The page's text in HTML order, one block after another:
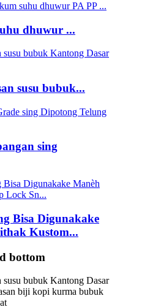
dhuwur ...
susu bubuk...
sing
Bisa Digunakake
Kustom...
bottom